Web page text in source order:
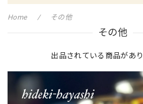
Home その他
その他
出品されている商品があり